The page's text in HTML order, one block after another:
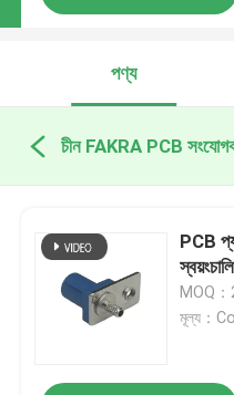
পণ্য
চীন FAKRA PCB
PCB
MOQ
মূল্য：